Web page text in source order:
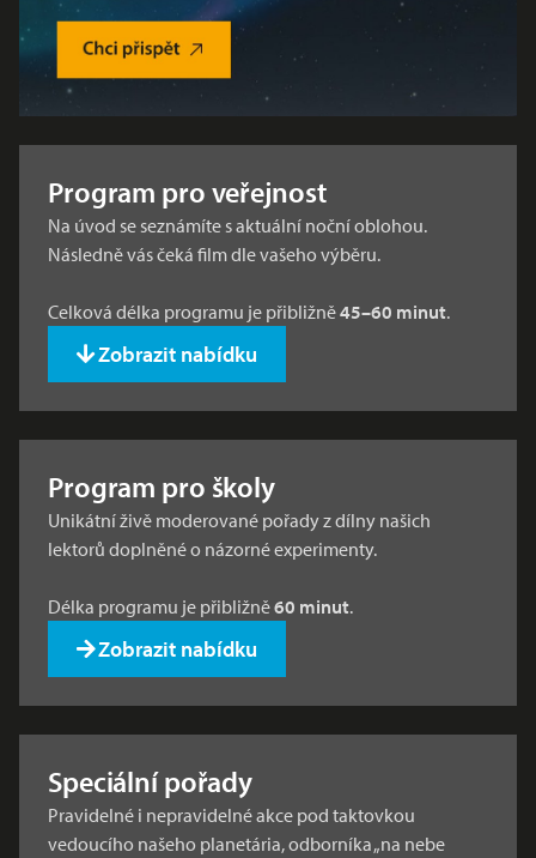
Program pro veřejnost
Na úvod se seznámíte s aktuální noční oblohou.
Následně vás čeká film dle vašeho výběru.
Celková délka programu je přibližně45–60 minut.
Zobrazit nabídku
Program pro školy
Unikátní živě moderované pořady z dílny našich
lektorů doplněné o názorné experimenty.
Délka programu je přibližně60 minut.
Zobrazit nabídku
Speciální pořady
Pravidelné i nepravidelné akce pod taktovkou
vedoucího našeho planetária, odborníka „na nebe